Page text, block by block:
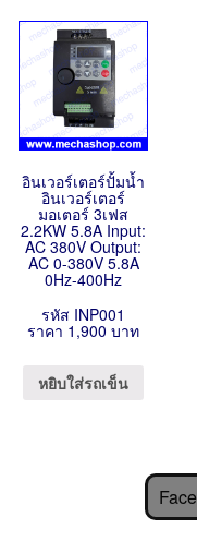
อินเวอร์เตอร์ปั้มน้ำ
อินเวอร์เตอร์
มอเตอร์ 3เฟส
2.2KW 5.8A Input:
AC 380V Output:
AC 0-380V 5.8A
0Hz-400Hz
รหัส INP001
ราคา 1,900 บาท
หยิบใส่รถเข็น